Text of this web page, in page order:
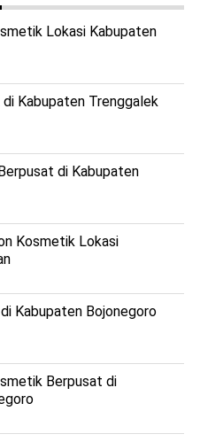
Lokasi Kabupaten
Kabupaten Trenggalek
di Kabupaten
Kosmetik Lokasi
Kabupaten Bojonegoro
Berpusat di